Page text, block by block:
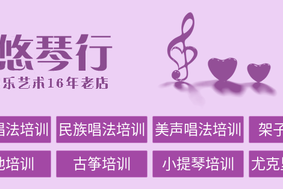
培训 民族唱法培训 美声唱法培训 架
训 古筝培训 小提琴培训 尤克